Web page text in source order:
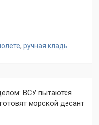
, ручная кладь
ВСУ пытаются
морской десант